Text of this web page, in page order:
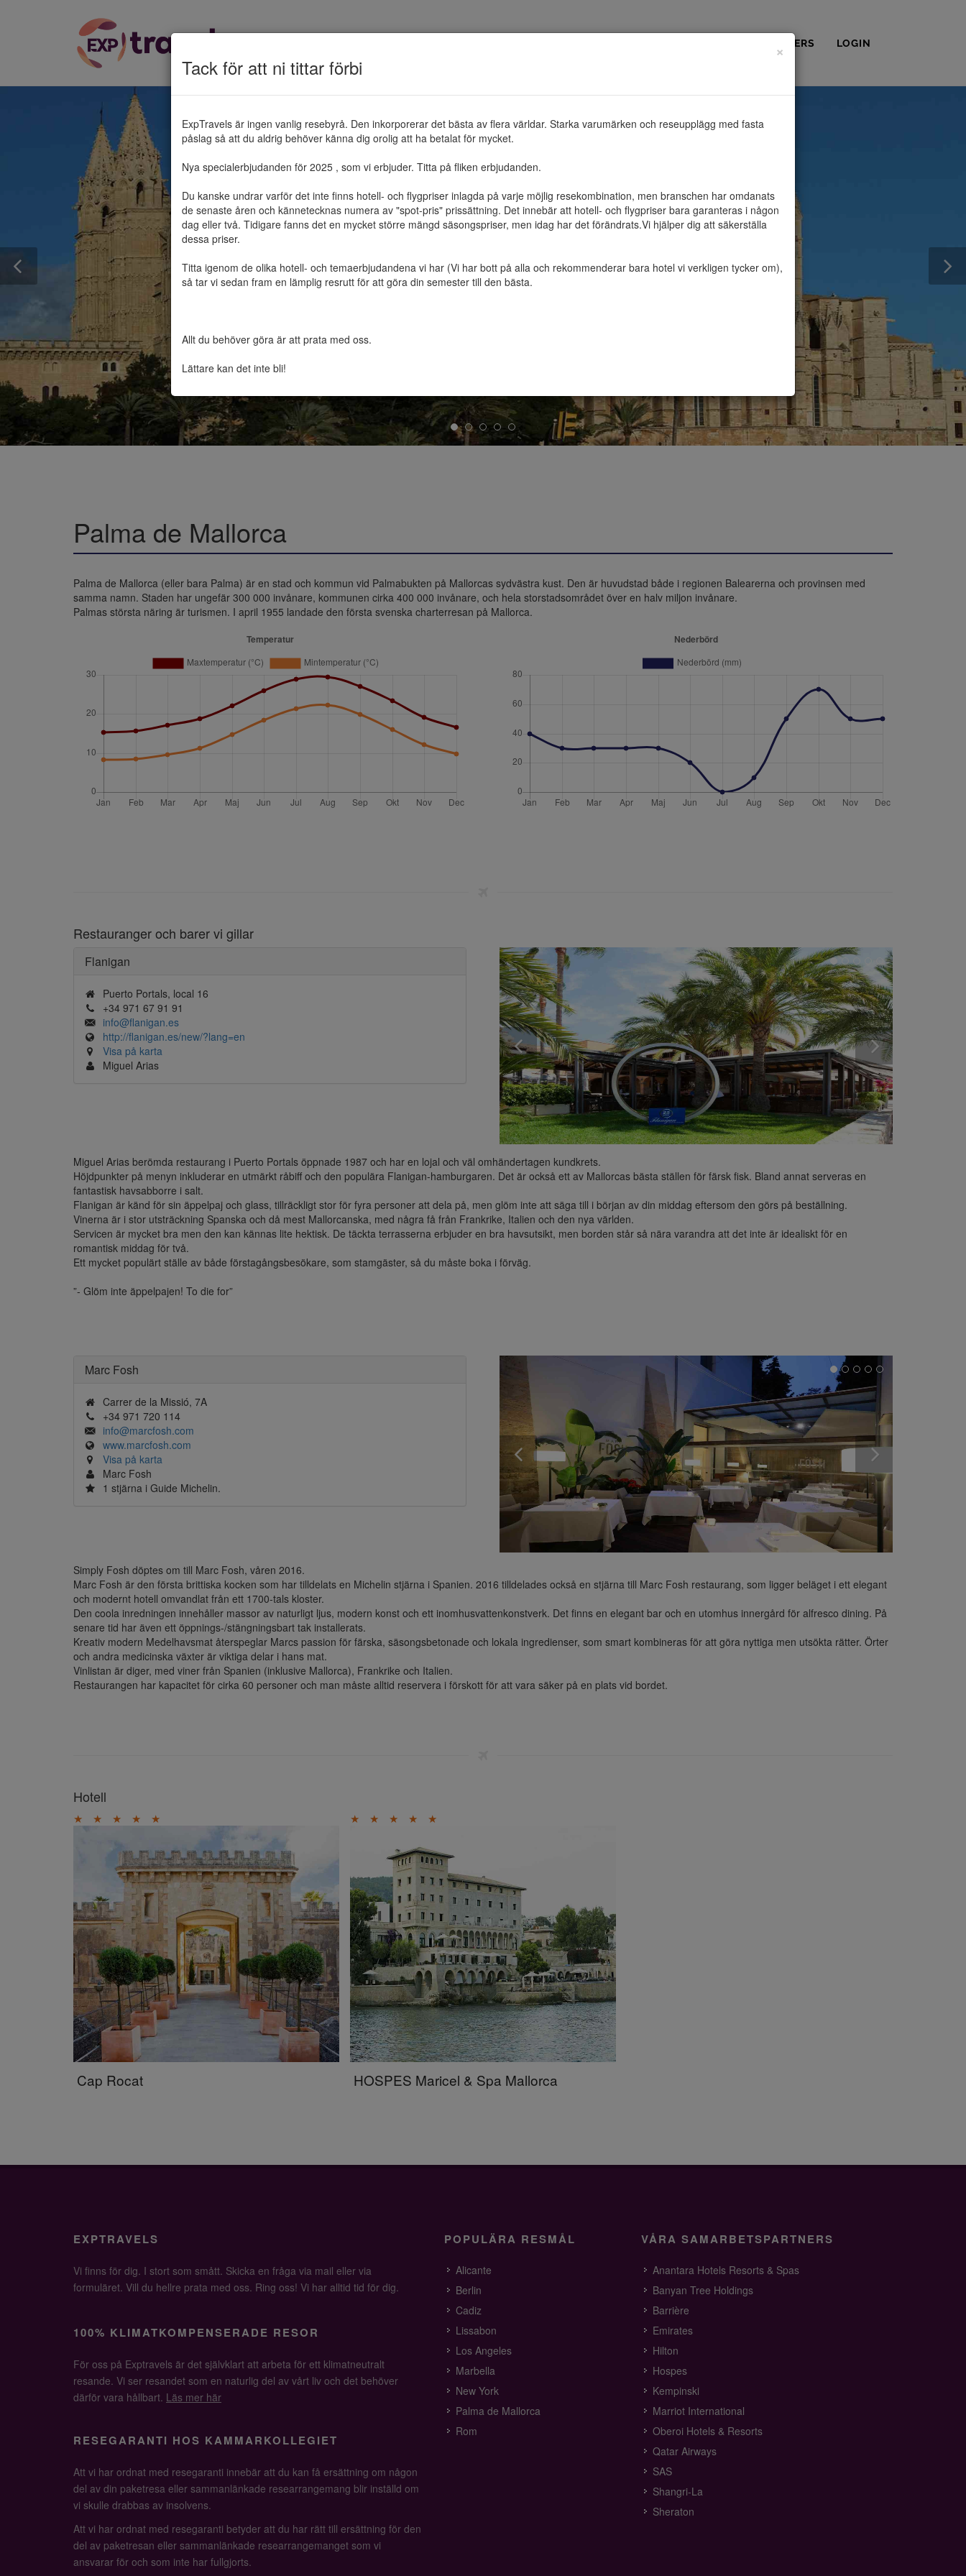
PARTNERS LOGIN
Tack för att ni tittar förbi
×
ExpTravels är ingen vanlig resebyrå. Den inkorporerar det bästa av flera världar. Starka varumärken och reseupplägg med fasta
påslag så att du aldrig behöver känna dig orolig att ha betalat för mycket.
Nya specialerbjudanden för 2025 , som vi erbjuder. Titta på fliken erbjudanden.
Du kanske undrar varför det inte finns hotell- och flygpriser inlagda på varje möjlig resekombination, men branschen har omdanats
de senaste åren och kännetecknas numera av "spot-pris" prissättning. Det innebär att hotell- och flygpriser bara garanteras i någon
dag eller två. Tidigare fanns det en mycket större mängd säsongspriser, men idag har det förändrats.Vi hjälper dig att säkerställa
dessa priser.
Titta igenom de olika hotell- och temaerbjudandena vi har (Vi har bott på alla och rekommenderar bara hotel vi verkligen tycker om),
så tar vi sedan fram en lämplig resrutt för att göra din semester till den bästa.
Allt du behöver göra är att prata med oss.
Lättare kan det inte bli!
Palma de Mallorca
Palma de Mallorca (eller bara Palma) är en stad och kommun vid Palmabukten på Mallorcas sydvästra kust. Den är huvudstad både i regionen Balearerna och provinsen med
samma namn. Staden har ungefär 300 000 invånare, kommunen cirka 400 000 invånare, och hela storstadsområdet över en halv miljon invånare.
Palmas största näring är turismen. I april 1955 landade den första svenska charterresan på Mallorca.
Restauranger och barer vi gillar
Flanigan
Puerto Portals, local 16
+34 971 67 91 91
info@flanigan.es
http://flanigan.es/new/?lang=en
Visa på karta
Miguel Arias
Miguel Arias berömda restaurang i Puerto Portals öppnade 1987 och har en lojal och väl omhändertagen kundkrets.
Höjdpunkter på menyn inkluderar en utmärkt råbiff och den populära Flanigan-hamburgaren. Det är också ett av Mallorcas bästa ställen för färsk fisk. Bland annat serveras en
fantastisk havsabborre i salt.
Flanigan är känd för sin äppelpaj och glass, tillräckligt stor för fyra personer att dela på, men glöm inte att säga till i början av din middag eftersom den görs på beställning.
Vinerna är i stor utsträckning Spanska och då mest Mallorcanska, med några få från Frankrike, Italien och den nya världen.
Servicen är mycket bra men den kan kännas lite hektisk. De täckta terrasserna erbjuder en bra havsutsikt, men borden står så nära varandra att det inte är idealiskt för en
romantisk middag för två.
Ett mycket populärt ställe av både förstagångsbesökare, som stamgäster, så du måste boka i förväg.
”- Glöm inte äppelpajen! To die for”
Marc Fosh
Carrer de la Missió, 7A
+34 971 720 114
info@marcfosh.com
www.marcfosh.com
Visa på karta
Marc Fosh
1 stjärna i Guide Michelin.
Simply Fosh döptes om till Marc Fosh, våren 2016.
Marc Fosh är den första brittiska kocken som har tilldelats en Michelin stjärna i Spanien. 2016 tilldelades också en stjärna till Marc Fosh restaurang, som ligger beläget i ett elegant
och modernt hotell omvandlat från ett 1700-tals kloster.
Den coola inredningen innehåller massor av naturligt ljus, modern konst och ett inomhusvattenkonstverk. Det finns en elegant bar och en utomhus innergård för alfresco dining. På
senare tid har även ett öppnings-/stängningsbart tak installerats.
Kreativ modern Medelhavsmat återspeglar Marcs passion för färska, säsongsbetonade och lokala ingredienser, som smart kombineras för att göra nyttiga men utsökta rätter. Örter
och andra medicinska växter är viktiga delar i hans mat.
Vinlistan är diger, med viner från Spanien (inklusive Mallorca), Frankrike och Italien.
Restaurangen har kapacitet för cirka 60 personer och man måste alltid reservera i förskott för att vara säker på en plats vid bordet.
Hotell
★ ★ ★ ★ ★
Cap Rocat
★ ★ ★ ★ ★
HOSPES Maricel & Spa Mallorca
EXPTRAVELS
Vi finns för dig. I stort som smått. Skicka en fråga via mail eller via
formuläret. Vill du hellre prata med oss. Ring oss! Vi har alltid tid för dig.
100% KLIMATKOMPENSERADE RESOR
För oss på Exptravels är det självklart att arbeta för ett klimatneutralt
resande. Vi ser resandet som en naturlig del av vårt liv och det behöver
därför vara hållbart. Läs mer här
RESEGARANTI HOS KAMMARKOLLEGIET
Att vi har ordnat med resegaranti innebär att du kan få ersättning om någon
del av din paketresa eller sammanlänkade researrangemang blir inställd om
vi skulle drabbas av insolvens.
Att vi har ordnat med resegaranti betyder att du har rätt till ersättning för den
del av paketresan eller sammanlänkade researrangemanget som vi
ansvarar för och som inte har fullgjorts.
POPULÄRA RESMÅL
Alicante
Berlin
Cadiz
Lissabon
Los Angeles
Marbella
New York
Palma de Mallorca
Rom
VÅRA SAMARBETSPARTNERS
Anantara Hotels Resorts & Spas
Banyan Tree Holdings
Barrière
Emirates
Hilton
Hospes
Kempinski
Marriot International
Oberoi Hotels & Resorts
Qatar Airways
SAS
Shangri-La
Sheraton